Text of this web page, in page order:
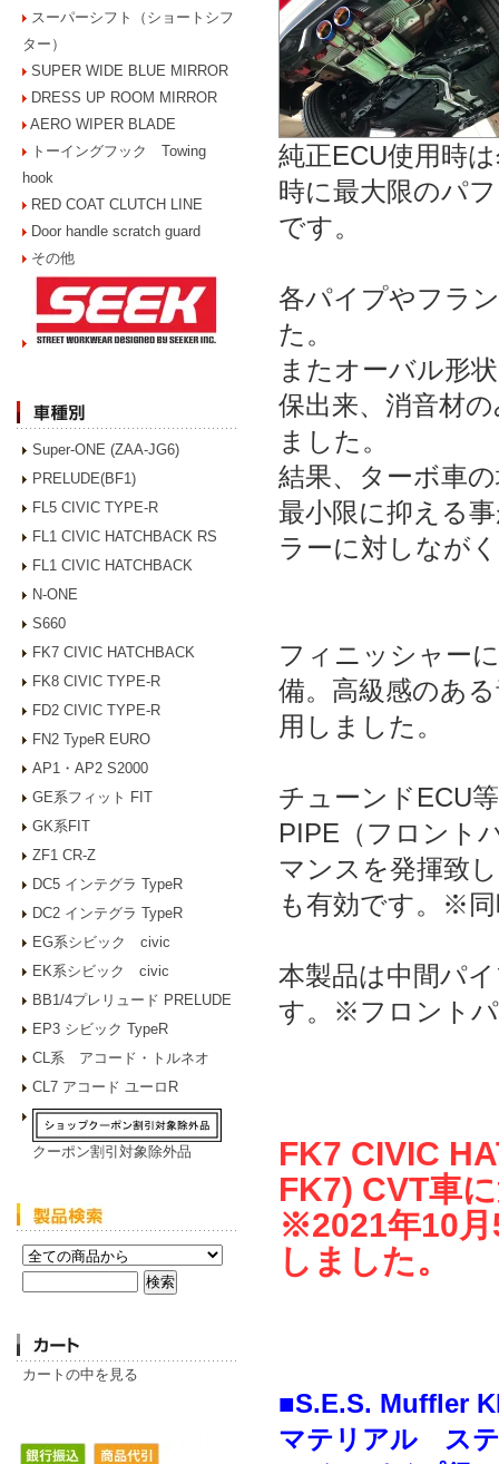
スーパーシフト（ショートシフ
ター）
SUPER WIDE BLUE MIRROR
DRESS UP ROOM MIRROR
AERO WIPER BLADE
トーイングフック Towing
hook
RED COAT CLUTCH LINE
Door handle scratch guard
その他
Super-ONE (ZAA-JG6)
PRELUDE(BF1)
FL5 CIVIC TYPE-R
FL1 CIVIC HATCHBACK RS
FL1 CIVIC HATCHBACK
N-ONE
S660
FK7 CIVIC HATCHBACK
FK8 CIVIC TYPE-R
FD2 CIVIC TYPE-R
FN2 TypeR EURO
AP1・AP2 S2000
GE系フィット FIT
GK系FIT
ZF1 CR-Z
DC5 インテグラ TypeR
DC2 インテグラ TypeR
EG系シビック civic
EK系シビック civic
BB1/4プレリュード PRELUDE
EP3 シビック TypeR
CL系 アコード・トルネオ
CL7 アコード ユーロR
クーポン割引対象除外品
カートの中を見る
純正ECU使用時
時に最大限のパ
です。
各パイプやフラ
た。
またオーバル形
保出来、消音材
ました。
結果、ターボ車
最小限に抑える
ラーに対しなが
フィニッシャー
備。高級感のあ
用しました。
チューンドECU
PIPE（フロント
マンスを発揮致
も有効です。※同
本製品は中間パ
す。※フロント
FK7 CIVIC
FK7) CVT車
※2021年10月
しました。
■S.E.S. Muffler
マテリアル ステ